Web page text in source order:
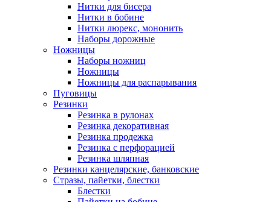
Нитки для бисера
Нитки в бобине
Нитки люрекс, мононить
Наборы дорожные
Ножницы
Наборы ножниц
Ножницы
Ножницы для распарывания
Пуговицы
Резинки
Резинка в рулонах
Резинка декоративная
Резинка продежка
Резинка с перфорацией
Резинка шляпная
Резинки канцелярские, банковские
Стразы, пайетки, блестки
Блестки